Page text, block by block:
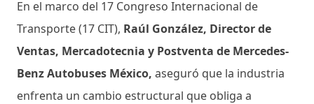
En el marco del 17 Congreso Internacional de
Transporte (17 CIT), Raúl González, Director de
Ventas, Mercadotecnia y Postventa de Mercedes-
Benz Autobuses México, aseguró que la industria
enfrenta un cambio estructural que obliga a